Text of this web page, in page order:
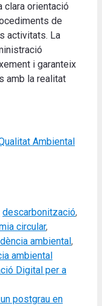
clara orientació
de
activitats. La
i garanteix
amb la realitat
Ambiental
Tags
descarbonització,
circular,
ambiental ,
ambiental
Digital per a
postgrau en